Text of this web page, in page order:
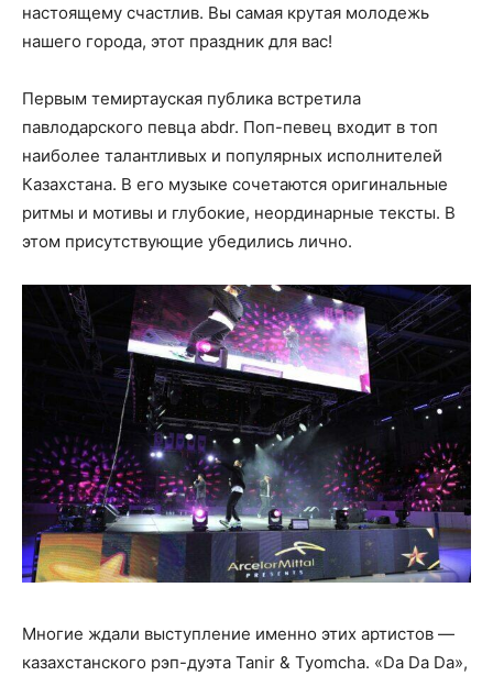
настоящему счастлив. Вы самая крутая молодежь
нашего города, этот праздник для вас!
Первым темиртауская публика встретила
павлодарского певца abdr. Поп-певец входит в топ
наиболее талантливых и популярных исполнителей
Казахстана. В его музыке сочетаются оригинальные
ритмы и мотивы и глубокие, неординарные тексты. В
этом присутствующие убедились лично.
Многие ждали выступление именно этих артистов —
казахстанского рэп-дуэта Tanir & Tyomcha. «Da Da Da»,